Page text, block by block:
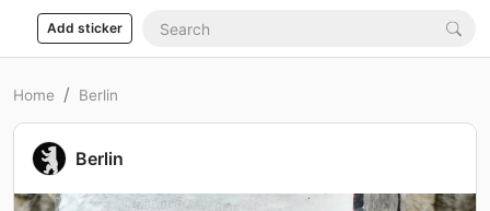
Add sticker
Home Berlin
Berlin